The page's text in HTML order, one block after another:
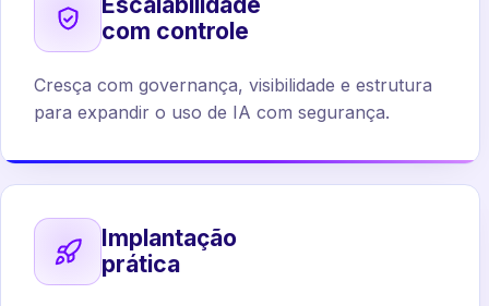
com controle
Cresça com governança, visibilidade e estrutura
para expandir o uso de IA com segurança.
Implantação
prática